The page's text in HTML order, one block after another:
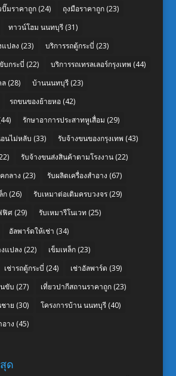
ปั๊มราคาถูก(24) ถุงมือราคาถูก(23)
ทาวน์โฮม นนทบุรี(31)
ปลง (23) บริการรถตู้กระบี่ (23)
บกระบี่ (22) บริการรถเทรลเลอร์กรุงเทพ (44)
(28) บ้านนนทบุรี(23)
รถขนของย้ายหอ(42)
รักษาอาการประสาทหูเสื่อม (29)
นไม่หลับ (33) รับจ้างขนของกรุงเทพ (43)
รับจ้างขนส่งสินค้าตามโรงงาน(22)
กลาง (23) รับผลิตเครื่องสำอาง (67)
ก(26) รับเหมาต่อเติมครบวงจร(29)
ฟิศ(29) รับเหมารีโนเวท (25)
อัลพาร์ดให้เช่า (34)
แปลง (22) เข็มเหล็ก(23)
เช่ารถตู้กระบี่ (24) เช่าอัลพาร์ด (39)
ขับ (27) เที่ยวปากีสถานราคาถูก(23)
าย (30) โครงการบ้าน นนทบุรี(40)
อาง (45)
ด